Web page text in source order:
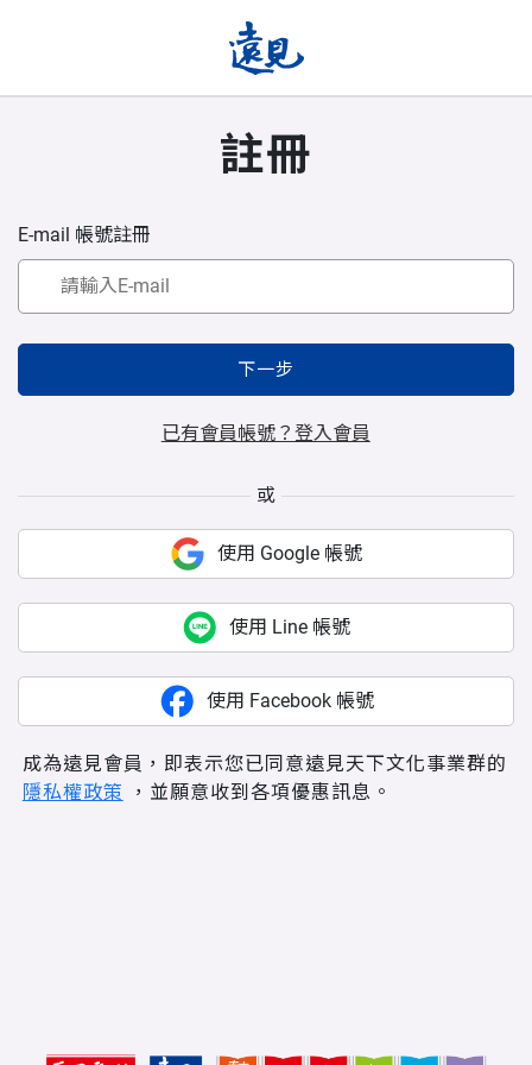
註冊
E-mail 帳號註冊
下一步
已有會員帳號？登入會員
或
使用 Google 帳號
使用 Line 帳號
使用 Facebook 帳號
成為遠見會員，即表示您已同意遠見天下文化事業群的
隱私權政策 ，並願意收到各項優惠訊息。